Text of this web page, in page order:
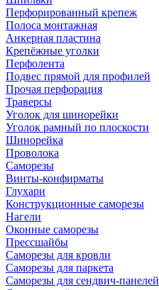
Перфорированный крепеж
Полоса монтажная
Анкерная пластина
Крепёжные уголки
Перфолента
Подвес прямой для профилей
Прочая перфорация
Траверсы
Уголок для шинорейки
Уголок рамный по плоскости
Шинорейка
Проволока
Саморезы
Винты-конфирматы
Глухари
Конструкционные саморезы
Нагели
Оконные саморезы
Прессшайбы
Саморезы для кровли
Саморезы для паркета
Саморезы для сендвич-панелей